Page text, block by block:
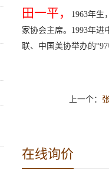
田一平， 1963年生
家协会主席。1993年
联、中国美协举办的
上一个：
在线询价